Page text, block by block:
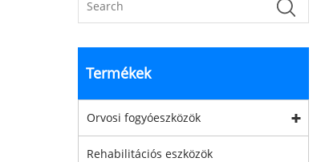
Termékek
Orvosi fogyóeszközök
Rehabilitációs eszközök